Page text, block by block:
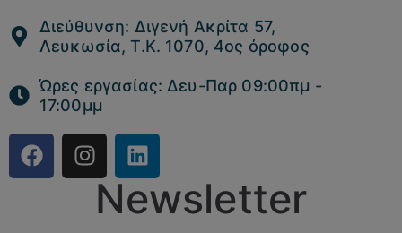
Διεύθυνση: Διγενή Ακρίτα 57,
Λευκωσία, Τ.Κ. 1070, 4ος όροφος
Ώρες εργασίας: Δευ-Παρ 09:00πμ -
17:00μμ
Newsletter